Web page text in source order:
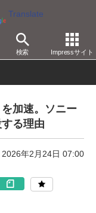
Translate
検索 Impressサイト
加速。ソニー
る理由
2026年2月24日 07:00